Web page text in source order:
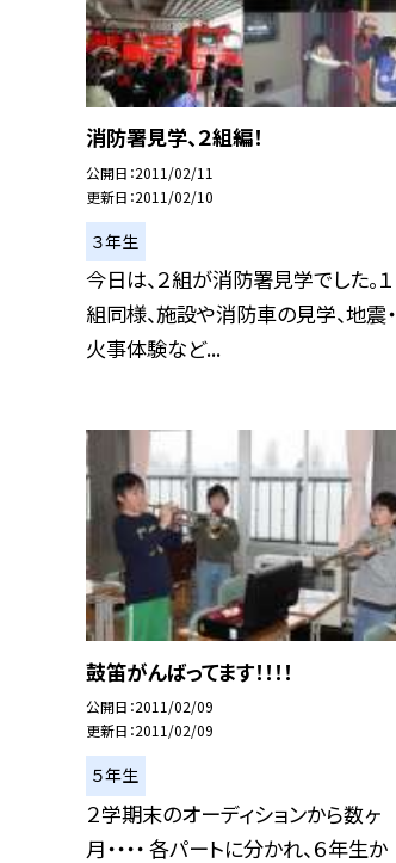
消防署見学、２組編！
公開日 2011/02/11
更新日 2011/02/10
３年生
今日は、２組が消防署見学でした。１
組同様、施設や消防車の見学、地震・
火事体験など...
鼓笛がんばってます！！！！
公開日 2011/02/09
更新日 2011/02/09
５年生
２学期末のオーディションから数ヶ
月・・・・ 各パートに分かれ、６年生か